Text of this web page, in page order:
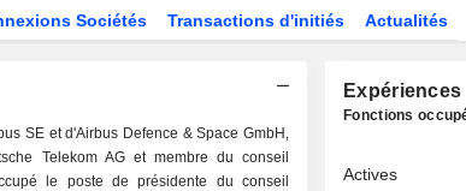
Sociétés Transactions d'initiés Actualités
SE et d'Airbus Defence & Space GmbH,
Telekom AG et membre du conseil
le poste de présidente du conseil
Expériences
Fonctions
Actives